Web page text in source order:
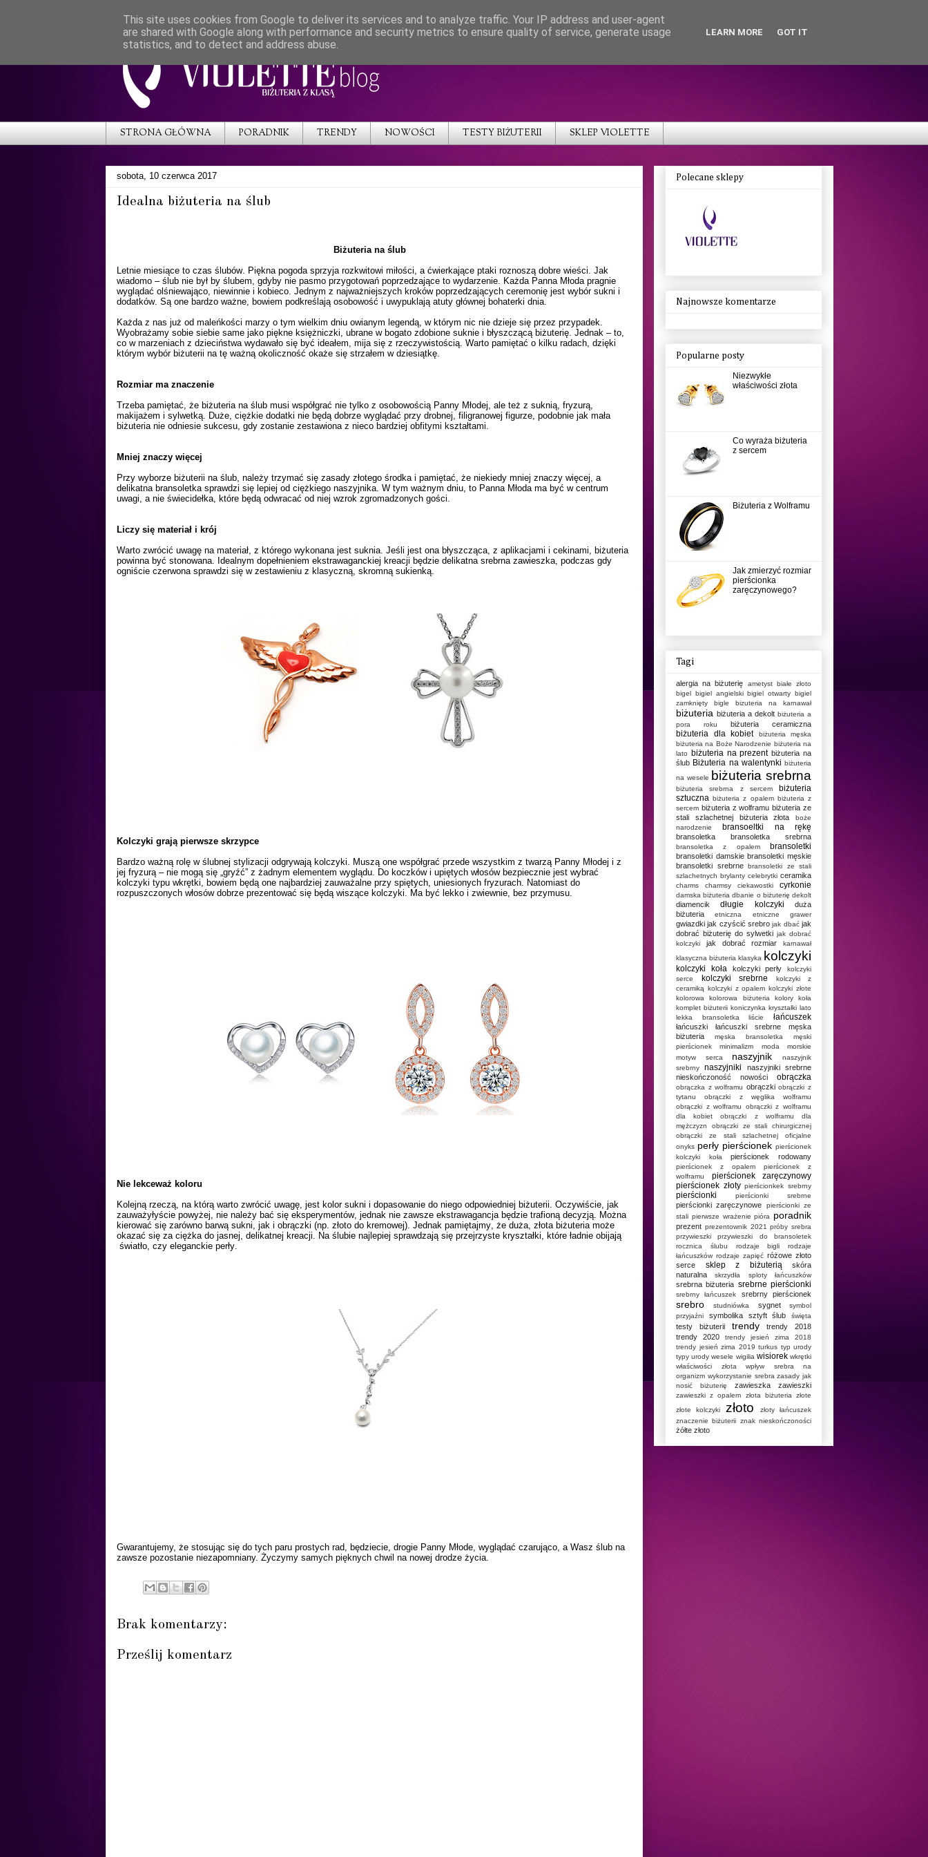
STRONA GŁÓWNA PORADNIK TRENDY NOWOŚCI TESTY BIŻUTERII SKLEP VIOLETTE
sobota, 10 czerwca 2017
Idealna biżuteria na ślub
Biżuteria na ślub
Letnie miesiące to czas ślubów. Piękna pogoda sprzyja rozkwitowi miłości, a ćwierkające ptaki roznoszą dobre wieści. Jak
wiadomo – ślub nie był by ślubem, gdyby nie pasmo przygotowań poprzedzające to wydarzenie. Każda Panna Młoda pragnie
wyglądać olśniewająco, niewinnie i kobieco. Jednym z najważniejszych kroków poprzedzających ceremonię jest wybór sukni i
dodatków. Są one bardzo ważne, bowiem podkreślają osobowość i uwypuklają atuty głównej bohaterki dnia.
Każda z nas już od maleńkości marzy o tym wielkim dniu owianym legendą, w którym nic nie dzieje się przez przypadek.
Wyobrażamy sobie siebie same jako piękne księżniczki, ubrane w bogato zdobione suknie i błyszczącą biżuterię. Jednak – to,
co w marzeniach z dzieciństwa wydawało się być ideałem, mija się z rzeczywistością. Warto pamiętać o kilku radach, dzięki
którym wybór biżuterii na tę ważną okoliczność okaże się strzałem w dziesiątkę.
Rozmiar ma znaczenie
Trzeba pamiętać, że biżuteria na ślub musi współgrać nie tylko z osobowością Panny Młodej, ale też z suknią, fryzurą,
makijażem i sylwetką. Duże, ciężkie dodatki nie będą dobrze wyglądać przy drobnej, filigranowej figurze, podobnie jak mała
biżuteria nie odniesie sukcesu, gdy zostanie zestawiona z nieco bardziej obfitymi kształtami.
Mniej znaczy więcej
Przy wyborze biżuterii na ślub, należy trzymać się zasady złotego środka i pamiętać, że niekiedy mniej znaczy więcej, a
delikatna bransoletka sprawdzi się lepiej od ciężkiego naszyjnika. W tym ważnym dniu, to Panna Młoda ma być w centrum
uwagi, a nie świecidełka, które będą odwracać od niej wzrok zgromadzonych gości.
Liczy się materiał i krój
Warto zwrócić uwagę na materiał, z którego wykonana jest suknia. Jeśli jest ona błyszcząca, z aplikacjami i cekinami, biżuteria
powinna być stonowana. Idealnym dopełnieniem ekstrawaganckiej kreacji będzie delikatna srebrna zawieszka , podczas gdy
ogniście czerwona sprawdzi się w zestawieniu z klasyczną, skromną sukienką.
Kolczyki grają pierwsze skrzypce
Bardzo ważną rolę w ślubnej stylizacji odgrywają kolczyki. Muszą one współgrać przede wszystkim z twarzą Panny Młodej i z
jej fryzurą – nie mogą się „gryźć” z żadnym elementem wyglądu. Do koczków i upiętych włosów bezpiecznie jest wybrać
kolczyki typu wkrętki , bowiem będą one najbardziej zauważalne przy spiętych, uniesionych fryzurach. Natomiast do
rozpuszczonych włosów dobrze prezentować się będą wiszące kolczyki . Ma być lekko i zwiewnie, bez przymusu.
Nie lekceważ koloru
Kolejną rzeczą, na którą warto zwrócić uwagę, jest kolor sukni i dopasowanie do niego odpowiedniej biżuterii. Oczywiście, jak
zauważyłyście powyżej, nie należy bać się eksperymentów, jednak nie zawsze ekstrawagancja będzie trafioną decyzją. Można
kierować się zarówno barwą sukni, jak i obrączki (np. złoto do kremowej). Jednak pamiętajmy, że duża, złota biżuteria może
okazać się za ciężka do jasnej, delikatnej kreacji. Na ślubie najlepiej sprawdzają się przejrzyste kryształki , które ładnie obijają
światło, czy eleganckie perły
Gwarantujemy, że stosując się do tych paru prostych rad, będziecie, drogie Panny Młode, wyglądać czarująco, a Wasz ślub na
zawsze pozostanie niezapomniany. Życzymy samych pięknych chwil na nowej drodze życia.
Brak komentarzy:
Prześlij komentarz
Polecane sklepy
Najnowsze komentarze
Popularne posty
Niezwykłe
właściwości złota
Co wyraża biżuteria
z sercem
Biżuteria z Wolframu
Jak zmierzyć rozmiar
pierścionka
zaręczynowego?
Tagi
alergia na biżuterię ametyst białe złoto
bigel bigiel angielski bigiel otwarty bigiel
zamknięty
bigle bizuteria na karnawał
biżuteria biżuteria a dekolt biżuteria a
pora roku
biżuteria ceramiczna
biżuteria dla kobiet
biżuteria męska
biżuteria na Boże Narodzenie biżuteria na
lato
biżuteria na prezent biżuteria na
ślub Biżuteria na walentynki biżuteria
na wesele
biżuteria srebrna
biżuteria srebrna z sercem
biżuteria
sztuczna biżuteria z opalem biżuteria z
sercem biżuteria z wolframu biżuteria ze
stali szlachetnej
biżuteria złota
boże
narodzenie
bransoeltki na rękę
bransoletka bransoletka srebrna
bransoletka z opalem bransoletki
bransoletki damskie bransoletki męskie
bransoletki srebrne bransoletki ze stali
szlachetnych brylanty celebrytki ceramika
charms charmsy ciekawostki cyrkonie
damska biżuteria dbanie o biżuterię dekolt
diamencik długie kolczyki
duża
biżuteria
etniczna etniczne grawer
gwiazdki jak czyścić srebro jak dbać jak
dobrać biżuterię do sylwetki jak dobrać
kolczyki
jak dobrać rozmiar
karnawał
klasyczna biżuteria klasyka kolczyki
kolczyki koła kolczyki perły
kolczyki
serce
kolczyki srebrne
kolczyki z
ceramiką kolczyki z opalem kolczyki złote
kolorowa
kolorowa biżuteria kolory
koła
komplet biżuterii koniczynka kryształki lato
lekka bransoletka
liście łańcuszek
łańcuszki łańcuszki srebrne
męska
biżuteria
męska bransoletka
męski
pierścionek
minimalizm moda
morskie
motyw serca
naszyjnik
naszyjnik
srebrny
naszyjniki
naszyjniki srebrne
nieskończoność
nowości obrączka
obrączka z wolframu obrączki obrączki z
tytanu
obrączki z węglika wolframu
obrączki z wolframu
obrączki z wolframu
dla kobiet
obrączki z wolframu dla
mężczyzn
obrączki ze stali chirurgicznej
obrączki ze stali szlachetnej
oficjalne
onyks perły pierścionek pierścionek
kolczyki koła
pierścionek rodowany
pierścionek z opalem
pierścionek z
wolframu
pierścionek zaręczynowy
pierścionek złoty pierścionkek srebrny
pierścionki pierścionki srebrne
pierścionki zaręczynowe
pierścionki ze
stali pierwsze wrażenie pióra poradnik
prezent prezentownik 2021 próby srebra
przywieszki
przywieszki do bransoletek
rocznica ślubu
rodzaje bigli
rodzaje
łańcuszków rodzaje zapięć różowe złoto
serce
sklep z biżuterią
skóra
naturalna
skrzydła sploty łańcuszków
srebrna biżuteria srebrne pierścionki
srebrny łańcuszek srebrny pierścionek
srebro studniówka sygnet
symbol
przyjaźni
symbolika sztyft ślub święta
testy biżuterii trendy
trendy 2018
trendy 2020
trendy jesień zima 2018
trendy jesień zima 2019 turkus typ urody
typy urody wesele wigilia wisiorek wkrętki
właściwości złota
wpływ srebra na
organizm wykorzystanie srebra zasady jak
nosić biżuterię
zawieszka zawieszki
zawieszki z opalem złota biżuteria
złote
złote kolczyki
złoto
złoty łańcuszek
znaczenie biżuterii znak nieskończoności
żółte złoto
This site uses cookies from Google to deliver its services and to analyze traffic. Your IP address and user-agent
are shared with Google along with performance and security metrics to ensure quality of service, generate usage
statistics, and to detect and address abuse.
LEARN MORE GOT IT